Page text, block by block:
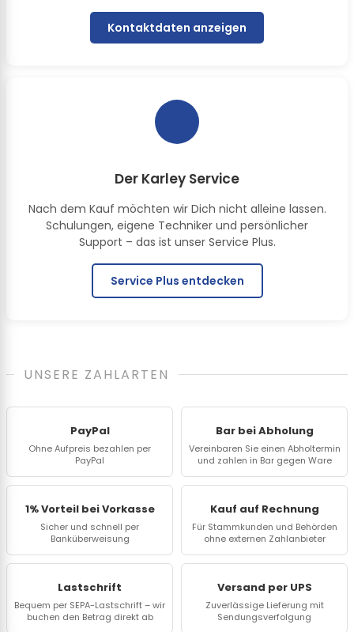
Kontaktdaten anzeigen
Der Karley Service
Nach dem Kauf möchten wir Dich nicht alleine lassen.
Schulungen, eigene Techniker und persönlicher
Support – das ist unser Service Plus.
Service Plus entdecken
UNSERE ZAHLARTEN
PayPal
Ohne Aufpreis bezahlen per
PayPal
Bar bei Abholung
Vereinbaren Sie einen Abholtermin
und zahlen in Bar gegen Ware
1% Vorteil bei Vorkasse
Sicher und schnell per
Banküberweisung
Kauf auf Rechnung
Für Stammkunden und Behörden
ohne externen Zahlanbieter
Lastschrift
Bequem per SEPA-Lastschrift – wir
buchen den Betrag direkt ab
Versand per UPS
Zuverlässige Lieferung mit
Sendungsverfolgung